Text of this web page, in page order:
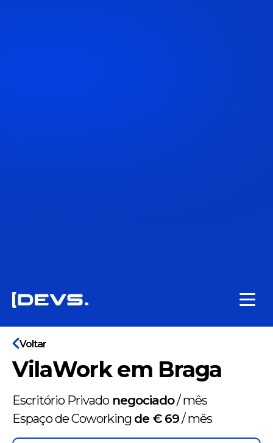
Voltar
VilaWork em Braga
Escritório Privadonegociado/mês
Espaço de Coworking de € 69/mês